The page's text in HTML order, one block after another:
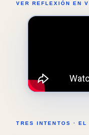
VER REFLEXIÓN EN
TRES INTENTOS · EL